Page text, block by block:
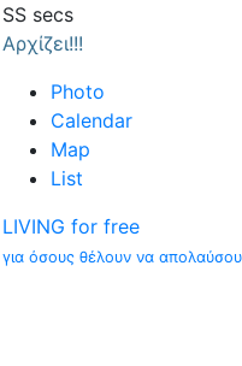
SS secs
Αρχίζει!!!
Photo
Calendar
Map
List
LIVING for free
για όσους θέλουν να